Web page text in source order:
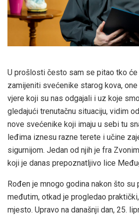
U prošlosti često sam se pitao tko će
zamijeniti svećenike starog kova,
vjere koji su nas odgajali i uz koje
gledajući trenutačnu situaciju, vidim
nove svećenike koji imaju u sebi tu
leđima iznesu razne terete i učine
sigurnijom. Jedan od njih je fra
koji je danas prepoznatljivo lice
Rođen je mnogo godina nakon što su
međutim, otkad je progledao
mjesto. Upravo na današnji dan, 25.